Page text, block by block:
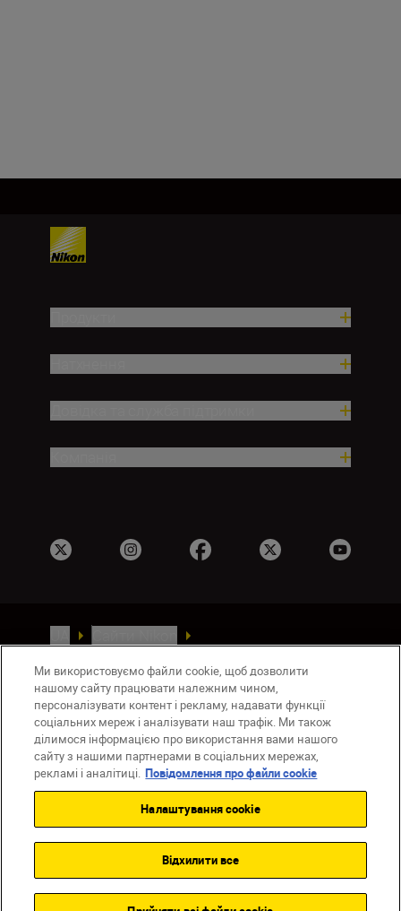
Умови використання
Повідомлення про файли cookie
Налаштування Cookie
© 2026 Nikon
Back to top
Ми використовуємо файли cookie, щоб дозволити
нашому сайту працювати належним чином,
персоналізувати контент і рекламу, надавати функції
соціальних мереж і аналізувати наш трафік. Ми також
ділимося інформацією про використання вами нашого
сайту з нашими партнерами в соціальних мережах,
рекламі і аналітиці. Повідомлення про файли cookie
Налаштування cookie
Відхилити все